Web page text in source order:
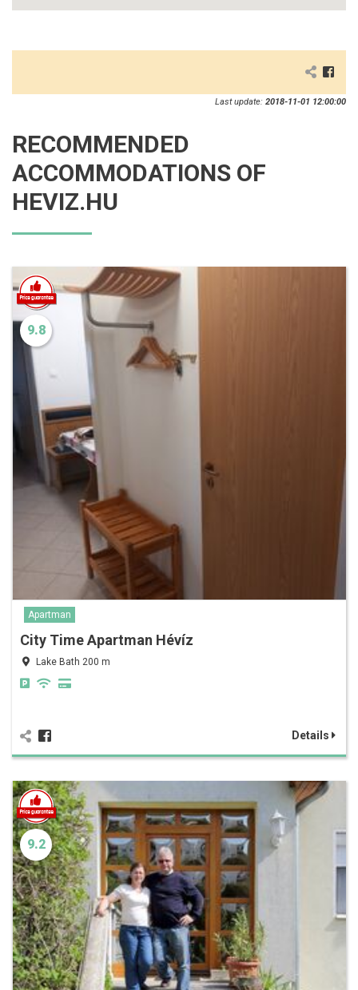
Last update: 2018-11-01 12:00:00
RECOMMENDED
ACCOMMODATIONS OF
HEVIZ.HU
9.8
Apartman
City Time Apartman Hévíz
Lake Bath 200 m
Details
9.2